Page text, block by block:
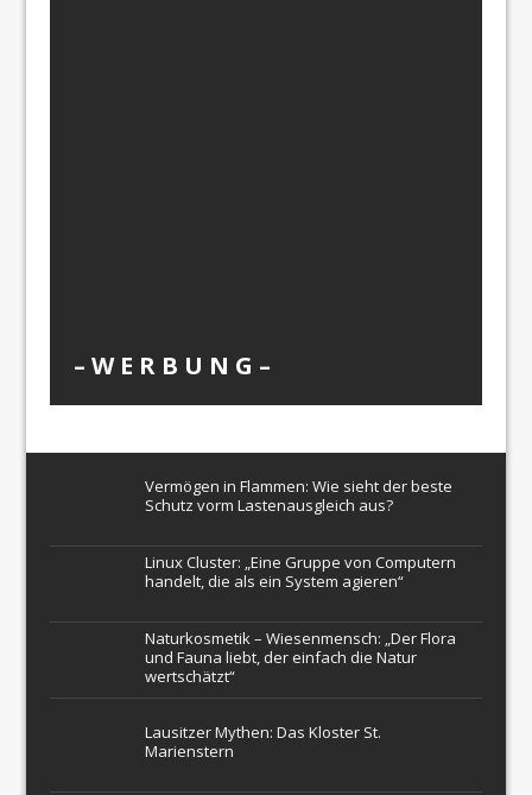
– W Ε R Β U Ν G –
Vermögen in Flammen: Wie sieht der beste
Schutz vorm Lastenausgleich aus?
Linux Cluster: „Eine Gruppe von Computern
handelt, die als ein System agieren“
Naturkosmetik – Wiesenmensch: „Der Flora
und Fauna liebt, der einfach die Natur
wertschätzt“
Lausitzer Mythen: Das Kloster St.
Marienstern